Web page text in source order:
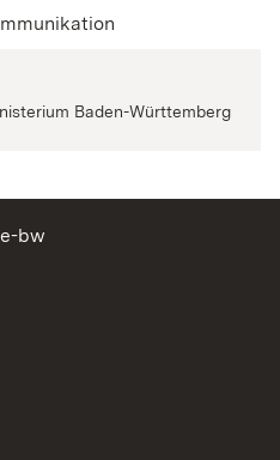
Baden-Württemberg
bw